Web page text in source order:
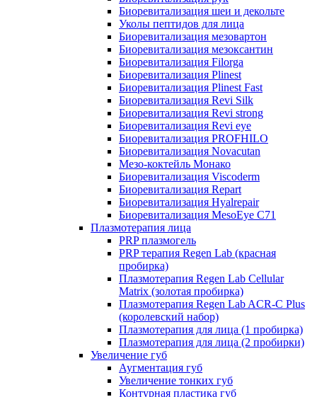
Биоревитализация шеи и декольте
Уколы пептидов для лица
Биоревитализация мезовартон
Биоревитализация мезоксантин
Биоревитализация Filorga
Биоревитализация Plinest
Биоревитализация Plinest Fast
Биоревитализация Revi Silk
Биоревитализация Revi strong
Биоревитализация Revi eye
Биоревитализация PROFHILO
Биоревитализация Novacutan
Мезо-коктейль Монако
Биоревитализация Viscoderm
Биоревитализация Repart
Биоревитализация Hyalrepair
Биоревитализация MesoEye C71
Плазмотерапия лица
PRP плазмогель
PRP терапия Regen Lab (красная
пробирка)
Плазмотерапия Regen Lab Cellular
Matrix (золотая пробирка)
Плазмотерапия Regen Lab ACR-C Plus
(королевский набор)
Плазмотерапия для лица (1 пробирка)
Плазмотерапия для лица (2 пробирки)
Увеличение губ
Аугментация губ
Увеличение тонких губ
Контурная пластика губ